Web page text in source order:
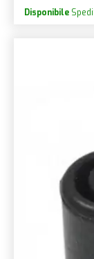
Disponibile